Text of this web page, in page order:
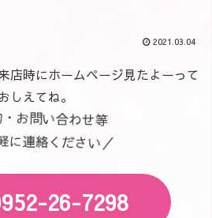
2021.03.04
店時にホームページ見たよーって
おしえてね。
・お問い合わせ等
に連絡ください／
26-7298